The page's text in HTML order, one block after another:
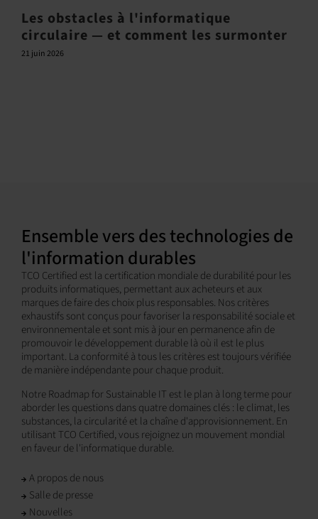
Les obstacles à l'informatique
circulaire — et comment les surmonter
21 juin 2026
Ensemble vers des technologies de
l'information durables
TCO Certified est la certification mondiale de durabilité pour les
produits informatiques, permettant aux acheteurs et aux
marques de faire des choix plus responsables. Nos critères
exhaustifs sont conçus pour favoriser la responsabilité sociale et
environnementale et sont mis à jour en permanence afin de
promouvoir le développement durable là où il est le plus
important. La conformité à tous les critères est toujours vérifiée
de manière indépendante pour chaque produit.
Notre Roadmap for Sustainable IT est le plan à long terme pour
aborder les questions dans quatre domaines clés : le climat, les
substances, la circularité et la chaîne d'approvisionnement. En
utilisant TCO Certified, vous rejoignez un mouvement mondial
en faveur de l'informatique durable.
A propos de nous
Salle de presse
Nouvelles